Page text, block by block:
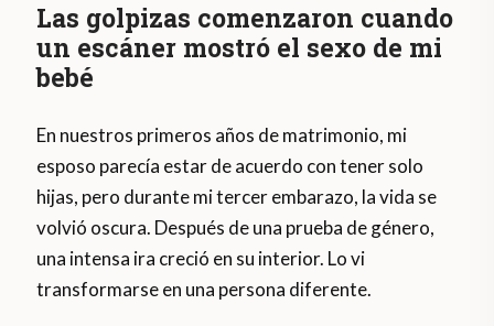
Las golpizas comenzaron cuando
un escáner mostró el sexo de mi
bebé
En nuestros primeros años de matrimonio, mi
esposo parecía estar de acuerdo con tener solo
hijas, pero durante mi tercer embarazo, la vida se
volvió oscura. Después de una prueba de género,
una intensa ira creció en su interior. Lo vi
transformarse en una persona diferente.